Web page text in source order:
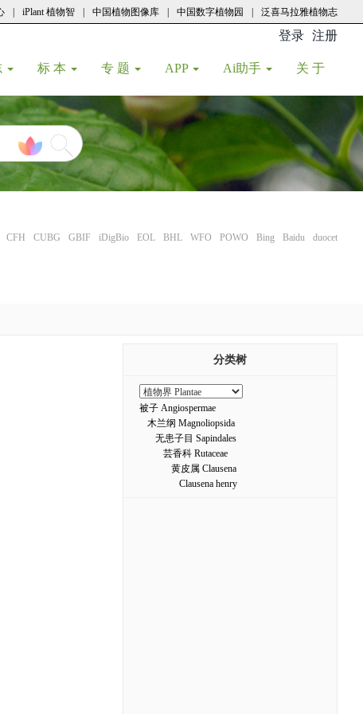
iPlant 植物智 中国植物图像库 中国数字植物园 泛喜马拉雅植物志
登录 注册
标 本 专 题 APP Ai助手 关 于
CFH CUBG GBIF iDigBio EOL BHL WFO POWO Bing Baidu duocet
分类树
被子 Angiospermae
木兰纲 Magnoliopsida
无患子目 Sapindales
芸香科 Rutaceae
黄皮属 Clausena
Clausena henry